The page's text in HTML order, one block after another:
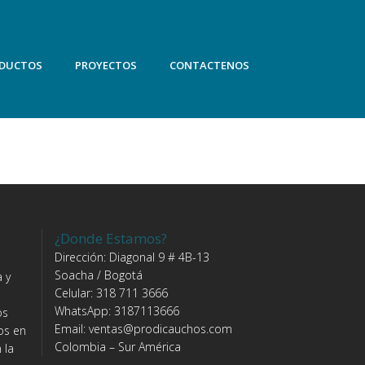
PROYECTOS CONTACTENOS
y
en
la
¿Donde Estamos?
Dirección: Diagonal 9 # 4B-13
Soacha / Bogotá
Celular: 318 711 3666
WhatsApp: 3187113666
Email: ventas@prodicauchos.com
Colombia – Sur América